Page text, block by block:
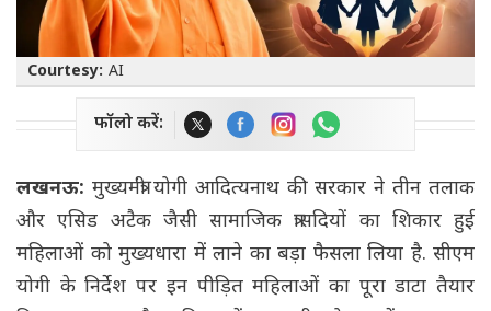
Courtesy: AI
फॉलो करें:
लखनऊ: मुख्यमंत्री योगी आदित्यनाथ की सरकार ने तीन तलाक
और एसिड अटैक जैसी सामाजिक त्रासदियों का शिकार हुई
महिलाओं को मुख्यधारा में लाने का बड़ा फैसला लिया है. सीएम
योगी के निर्देश पर इन पीड़ित महिलाओं का पूरा डाटा तैयार